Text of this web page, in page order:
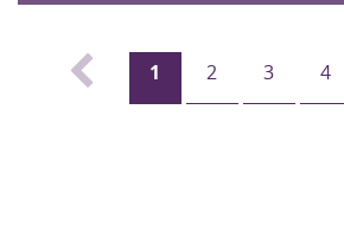
1 2 3 4